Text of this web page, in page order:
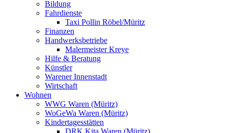
Bildung
Fahrdienste
Taxi Pollin Röbel/Müritz
Finanzen
Handwerksbetriebe
Malermeister Kreye
Hilfe & Beratung
Künstler
Warener Innenstadt
Wirtschaft
Wohnen
WWG Waren (Müritz)
WoGeWa Waren (Müritz)
Kindertagesstätten
DRK Kita Waren (Müritz)